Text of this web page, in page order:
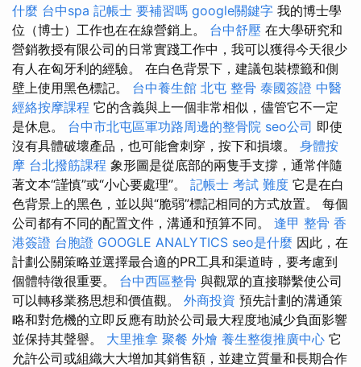
什麼 台中spa 記帳士 要補習嗎 google關鍵字 我的博士學
位（博士）工作也在在線營銷上。 台中舒壓 在大學研究和
營銷教授有限公司的日常實踐工作中，我可以獲得今天很少
有人在匈牙利的經驗。 在白色背景下，建議包裝標籤和側
壁上使用黑色標記。 台中養生館 北屯 整骨 泰國簽證 中醫
經絡按摩課程 它的含義與上一個非常相似，儘管它不一定
是休息。 台中市北屯區軍功路周邊的整骨院 seo公司 即使
沒有具體破壞產品，也可能會刺穿，按下和損壞。 身體按
摩 台北撥筋課程 象形圖是從底部的兩隻手支撐，通常伴隨
著文本“謹慎”或“小心要處理”。 記帳士 考試 難度 它是在白
色背景上的黑色，並以與“脆弱”標記相同的方式放置。 每個
公司都有不同的配置文件，溝通和預算不同。 逢甲 整骨 香
港簽證 台胞證 GOOGLE ANALYTICS seo是什麼 因此，在
計劃公關策略並選擇最合適的PR工具和渠道時，要考慮到
個體特徵很重要。 台中西區整骨 與觀眾的直接聯繫使公司
可以轉移業務思想和價值觀。 外商投資 預先計劃的溝通策
略和對危機的立即反應有助於公司最大程度地減少負面影響
並保持其聲譽。 大里推拿 聚餐 外燴 養生整復推廣中心 它
允許公司或組織大大增加其銷售額，並建立質量和長期合作